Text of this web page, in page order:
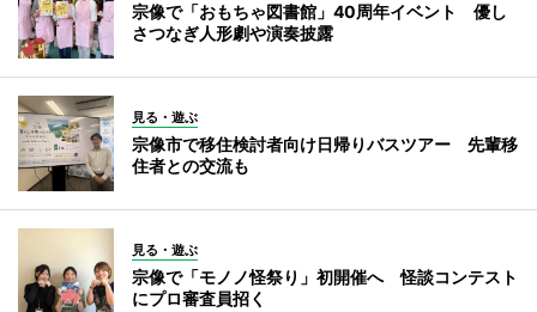
宗像で「おもちゃ図書館」40周年イベント 優し
さつなぎ人形劇や演奏披露
見る・遊ぶ
宗像市で移住検討者向け日帰りバスツアー 先輩移
住者との交流も
見る・遊ぶ
宗像で「モノノ怪祭り」初開催へ 怪談コンテスト
にプロ審査員招く